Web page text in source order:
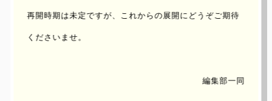
再開時期は未定ですが、これからの展開にどうぞご期待
くださいませ。
編集部一同